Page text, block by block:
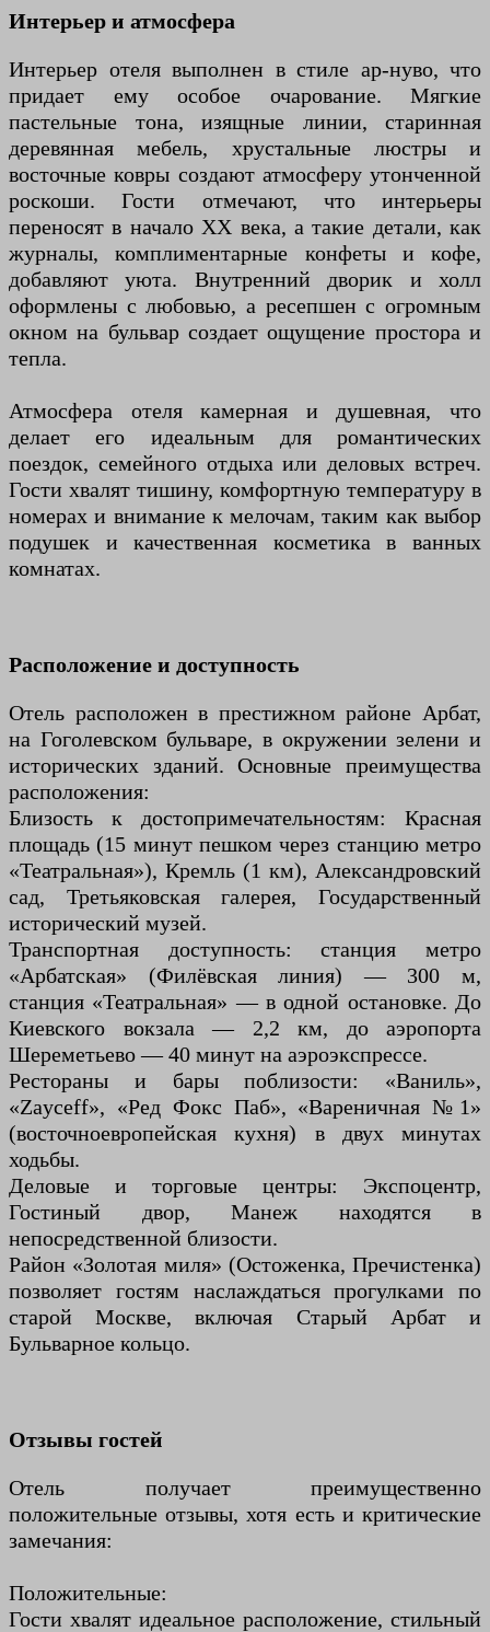
Интерьер и атмосфера
Интерьер отеля выполнен в стиле ар-нуво, что
придает ему особое очарование. Мягкие
пастельные тона, изящные линии, старинная
деревянная мебель, хрустальные люстры и
восточные ковры создают атмосферу утонченной
роскоши. Гости отмечают, что интерьеры
переносят в начало XX века, а такие детали, как
журналы, комплиментарные конфеты и кофе,
добавляют уюта. Внутренний дворик и холл
оформлены с любовью, а ресепшен с огромным
окном на бульвар создает ощущение простора и
тепла.
Атмосфера отеля камерная и душевная, что
делает его идеальным для романтических
поездок, семейного отдыха или деловых встреч.
Гости хвалят тишину, комфортную температуру в
номерах и внимание к мелочам, таким как выбор
подушек и качественная косметика в ванных
комнатах.
Расположение и доступность
Отель расположен в престижном районе Арбат,
на Гоголевском бульваре, в окружении зелени и
исторических зданий. Основные преимущества
расположения:
Близость к достопримечательностям: Красная
площадь (15 минут пешком через станцию метро
«Театральная»), Кремль (1 км), Александровский
сад, Третьяковская галерея, Государственный
исторический музей.
Транспортная доступность: станция метро
«Арбатская» (Филёвская линия) — 300 м,
станция «Театральная» — в одной остановке. До
Киевского вокзала — 2,2 км, до аэропорта
Шереметьево — 40 минут на аэроэкспрессе.
Рестораны и бары поблизости: «Ваниль»,
«Zayceff», «Ред Фокс Паб», «Вареничная №1»
(восточноевропейская кухня) в двух минутах
ходьбы.
Деловые и торговые центры: Экспоцентр,
Гостиный двор, Манеж находятся в
непосредственной близости.
Район «Золотая миля» (Остоженка, Пречистенка)
позволяет гостям наслаждаться прогулками по
старой Москве, включая Старый Арбат и
Бульварное кольцо.
Отзывы гостей
Отель получает преимущественно
положительные отзывы, хотя есть и критические
замечания:
Положительные:
Гости хвалят идеальное расположение, стильный